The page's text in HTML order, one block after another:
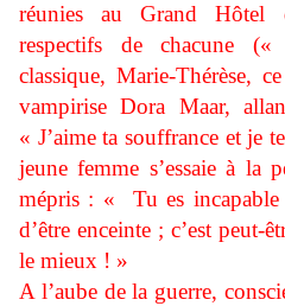
réunies au Grand Hôtel
respectifs de chacune
classique, Marie-Thérèse,
vampirise Dora Maar,
« J’aime ta souffrance et je
jeune femme s’essaie à la
mépris : « Tu es incapable
d’être enceinte ; c’est peut-
le mieux ! »
A l’aube de la guerre,